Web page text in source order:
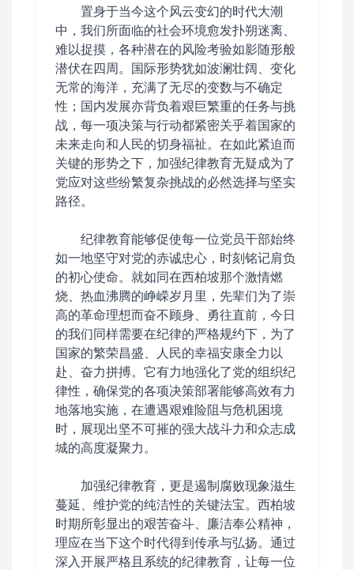
置身于当今这个风云变幻的时代大潮
中，我们所面临的社会环境愈发扑朔迷离、
难以捉摸，各种潜在的风险考验如影随形般
潜伏在四周。国际形势犹如波澜壮阔、变化
无常的海洋，充满了无尽的变数与不确定
性；国内发展亦背负着艰巨繁重的任务与挑
战，每一项决策与行动都紧密关乎着国家的
未来走向和人民的切身福祉。在如此紧迫而
关键的形势之下，加强纪律教育无疑成为了
党应对这些纷繁复杂挑战的必然选择与坚实
路径。
纪律教育能够促使每一位党员干部始终
如一地坚守对党的赤诚忠心，时刻铭记肩负
的初心使命。就如同在西柏坡那个激情燃
烧、热血沸腾的峥嵘岁月里，先辈们为了崇
高的革命理想而奋不顾身、勇往直前，今日
的我们同样需要在纪律的严格规约下，为了
国家的繁荣昌盛、人民的幸福安康全力以
赴、奋力拼搏。它有力地强化了党的组织纪
律性，确保党的各项决策部署能够高效有力
地落地实施，在遭遇艰难险阻与危机困境
时，展现出坚不可摧的强大战斗力和众志成
城的高度凝聚力。
加强纪律教育，更是遏制腐败现象滋生
蔓延、维护党的纯洁性的关键法宝。 西柏坡
时期所彰显出的艰苦奋斗、廉洁奉公精神，
理应在当下这个时代得到传承与弘扬。通过
深入开展严格且系统的纪律教育，让每一位